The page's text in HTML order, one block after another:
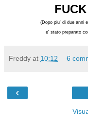
(Dopo piu' di due anni
e' stato preparato
Freddy at 10:12 6
‹